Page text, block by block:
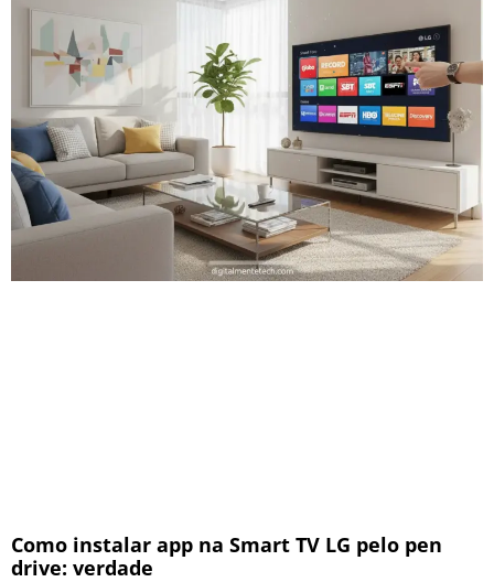
Como instalar app na Smart TV LG pelo pen
drive: verdade